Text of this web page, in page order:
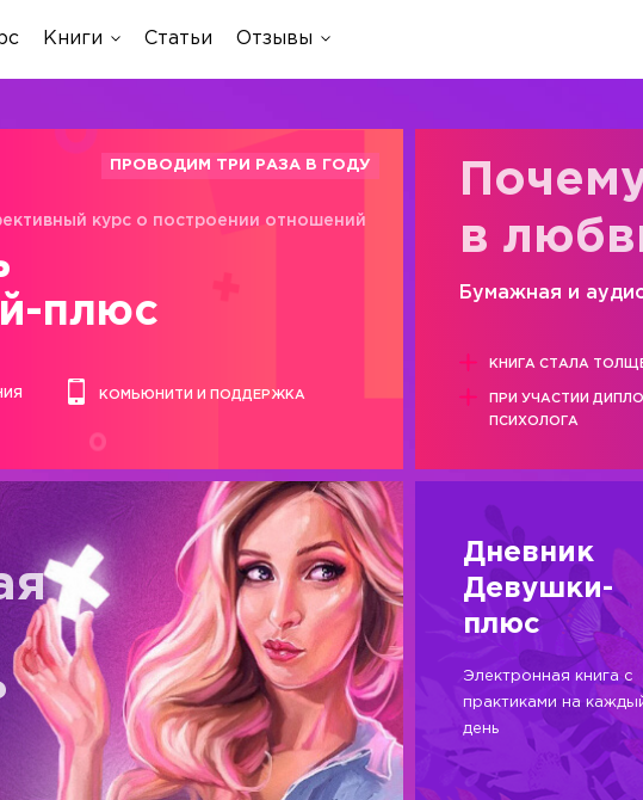
Книги Статьи Отзывы
ПРОВОДИМ ТРИ РАЗА В ГОДУ
курс о построении отношений
плюс
КОМЬЮНИТИ И ПОДДЕРЖКА
в
Бумажная и
КНИГА СТАЛА
ПРИ УЧАСТИИ
ПСИХОЛОГА
Дневник
Девушки-
плюс
Электронная книга с
практиками на
день